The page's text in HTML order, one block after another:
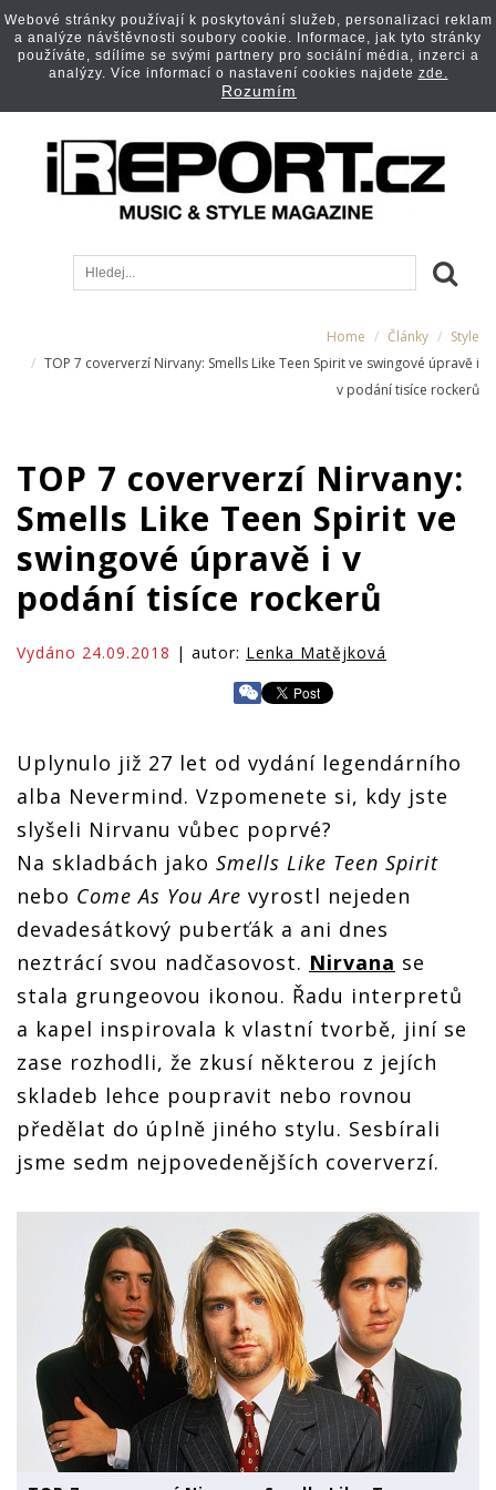
Home Články
Style
TOP 7 coververzí Nirvany: Smells Like Teen Spirit ve swingové úpravě i
v podání tisíce rockerů
TOP 7 coververzí Nirvany:
Smells Like Teen Spirit ve
swingové úpravě i v
podání tisíce rockerů
Vydáno 24.09.2018 | autor: Lenka Matějková
Uplynulo již 27 let od vydání legendárního
alba Nevermind. Vzpomenete si, kdy jste
slyšeli Nirvanu vůbec poprvé?
Na skladbách jako Smells Like Teen Spirit
nebo Come As You Are vyrostl nejeden
devadesátkový puberťák a ani dnes
neztrácí svou nadčasovost. Nirvana se
stala grungeovou ikonou. Řadu interpretů
a kapel inspirovala k vlastní tvorbě, jiní se
zase rozhodli, že zkusí některou z jejích
skladeb lehce poupravit nebo rovnou
předělat do úplně jiného stylu. Sesbírali
jsme sedm nejpovedenějších coververzí.
Webové stránky používají k poskytování služeb, personalizaci reklam
a analýze návštěvnosti soubory cookie. Informace, jak tyto stránky
používáte, sdílíme se svými partnery pro sociální média, inzerci a
analýzy. Více informací o nastavení cookies najdete zde.
Rozumím